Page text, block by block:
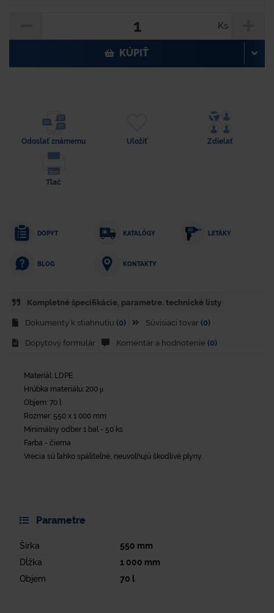
Ks
KÚPIŤ
Odoslať známemu Uložiť Zdielať
Tlač
DOPYT KATALÓGY LETÁKY
BLOG KONTAKTY
Kompletné špecifikácie, parametre. technické listy
Dokumenty k stiahnutiu (0) Súvisiaci tovar (0)
Dopytový formulár Komentár a hodnotenie (0)
Materiál: LDPE
Hrúbka materiálu: 200 μ
Objem: 70 l
Rozmer: 550 x 1 000 mm
Minimálny odber 1 bal - 50 ks
Farba - čierna
Vrecia sú ľahko spáliteľné, neuvoľňujú škodlivé plyny.
Parametre
Šírka 550 mm
Dĺžka
1 000 mm
Objem
70 l